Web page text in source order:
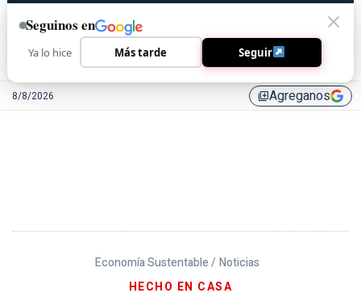
8/8/2026 library_addAgreganos
Economía Sustentable / Noticias
HECHO EN CASA
Seguinos en
Ya lo hice Más tarde Seguir